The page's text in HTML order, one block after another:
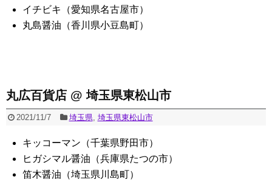
イチビキ（愛知県名古屋市）
丸島醤油（香川県小豆島町）
丸広百貨店 @ 埼玉県東松山市
2021/11/7 埼玉県, 埼玉県東松山市
キッコーマン（千葉県野田市）
ヒガシマル醤油（兵庫県たつの市）
笛木醤油（埼玉県川島町）